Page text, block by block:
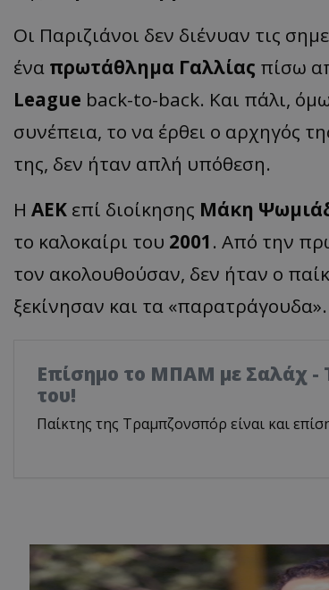
Οι Παριζιάνοι δεν διένυαν τις
ένα πρωτάθλημα Γαλλίας πίσω
League back-to-back. Και πάλι,
συνέπεια, το να έρθει ο αρχηγός
της, δεν ήταν απλή υπόθεση.
Η ΑΕΚ επί διοίκησης Μάκη
το καλοκαίρι του 2001 . Από την
τον ακολουθούσαν, δεν ήταν ο
ξεκίνησαν και τα «παρατράγουδα».
Επίσημο το ΜΠΑΜ με Σαλάχ -
του!
Παίκτης της Τραμπζονσπόρ είναι και